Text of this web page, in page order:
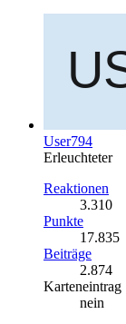
User794
Erleuchteter
Reaktionen
3.310
Punkte
17.835
Beiträge
2.874
Karteneintrag
nein